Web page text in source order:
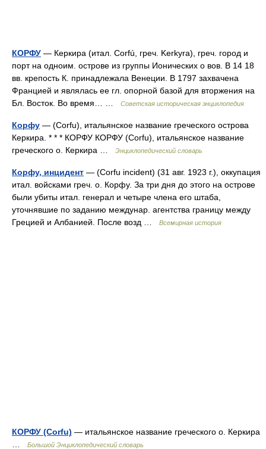
КОРФУ — Керкира (итал. Corfú, греч. Kerkyra), греч. город и
порт на одноим. острове из группы Ионических о вов. В 14 18
вв. крепость К. принадлежала Венеции. В 1797 захвачена
Францией и являлась ее гл. опорной базой для вторжения на
Бл. Восток. Во время… …
Советская историческая энциклопедия
Корфу — (Corfu), итальянское название греческого острова
Керкира. * * * КОРФУ КОРФУ (Corfu), итальянское название
греческого о. Керкира …
Энциклопедический словарь
Корфу, инцидент — (Corfu incident) (31 авг. 1923 г.), оккупация
итал. войсками греч. о. Корфу. За три дня до этого на острове
были убиты итал. генерал и четыре члена его штаба,
уточнявшие по заданию междунар. агентства границу между
Грецией и Албанией. После возд …
Всемирная история
КОРФУ (Corfu) — итальянское название греческого о. Керкира
Большой Энциклопедический словарь